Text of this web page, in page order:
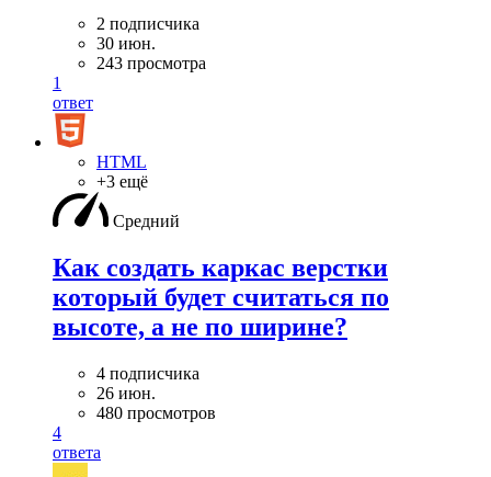
2 подписчика
30 июн.
243 просмотра
1
ответ
HTML
+3 ещё
Средний
Как создать каркас верстки
который будет считаться по
высоте, а не по ширине?
4 подписчика
26 июн.
480 просмотров
4
ответа